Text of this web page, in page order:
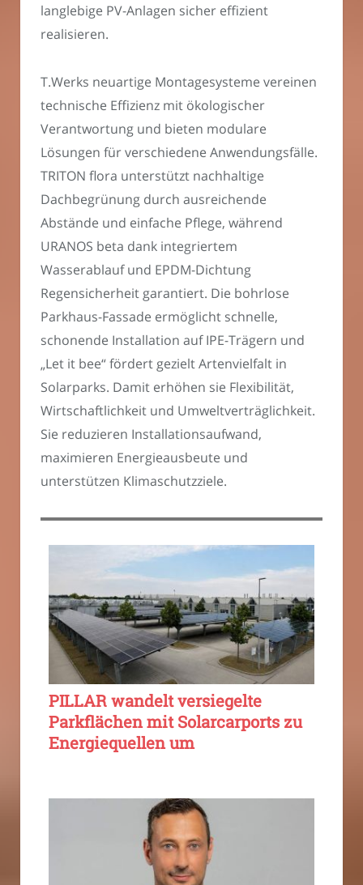
langlebige PV-Anlagen sicher effizient
realisieren.
T.Werks neuartige Montagesysteme vereinen
technische Effizienz mit ökologischer
Verantwortung und bieten modulare
Lösungen für verschiedene Anwendungsfälle.
TRITON flora unterstützt nachhaltige
Dachbegrünung durch ausreichende
Abstände und einfache Pflege, während
URANOS beta dank integriertem
Wasserablauf und EPDM-Dichtung
Regensicherheit garantiert. Die bohrlose
Parkhaus-Fassade ermöglicht schnelle,
schonende Installation auf IPE-Trägern und
„Let it bee“ fördert gezielt Artenvielfalt in
Solarparks. Damit erhöhen sie Flexibilität,
Wirtschaftlichkeit und Umweltverträglichkeit.
Sie reduzieren Installationsaufwand,
maximieren Energieausbeute und
unterstützen Klimaschutzziele.
PILLAR wandelt versiegelte
Parkflächen mit Solarcarports zu
Energiequellen um